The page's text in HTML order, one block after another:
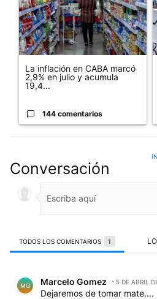
La inflación en CABA marcó
2,9% en julio y acumula
19,4...
144 comentarios
Conversación
TODOS LOS COMENTARIOS 1
MG Marcelo Gomez 5 DE ABRIL
Dejaremos de tomar mate....